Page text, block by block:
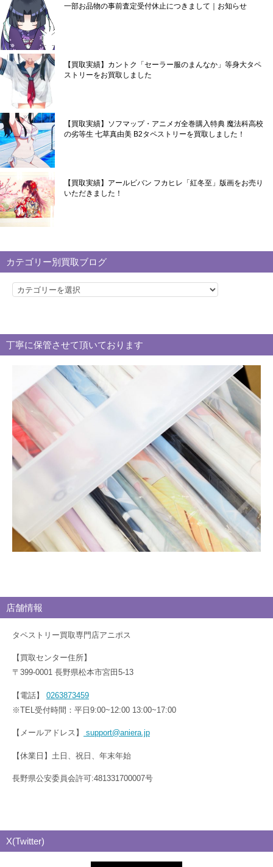
一部お品物の事前査定受付休止につきまして｜お知らせ
【買取実績】カントク「セーラー服のまんなか」等身大タペ
ストリーをお買取しました
【買取実績】ソフマップ・アニメガ全巻購入特典 魔法科高校
の劣等生 七草真由美 B2タペストリーを買取しました！
【買取実績】アールビバン フカヒレ「紅冬至」版画をお売り
いただきました！
カテゴリー別買取ブログ
カ
リ
ー
ロ
グ
丁寧に保管させて頂いております
店舗情報
タペストリー買取専門店アニポス
【買取センター住所】
〒399-0001 長野県松本市宮田5-13
【電話】 0263873459
※TEL受付時間：平日9:00~12:00 13:00~17:00
【メールアドレス】 support@aniera.jp
【休業日】土日、祝日、年末年始
長野県公安委員会許可:481331700007号
X(Twitter)